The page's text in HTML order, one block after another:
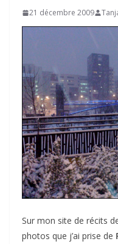
21 décembre 2009
Sur mon site de récits
photos que j’ai prise de